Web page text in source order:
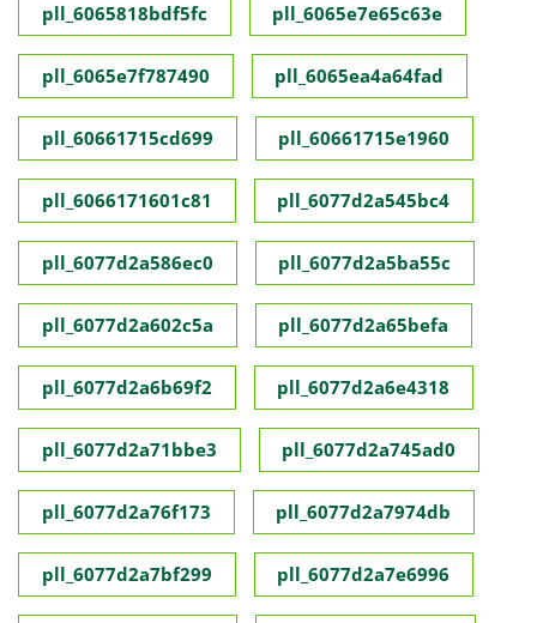
pll_6065818bdf5fc pll_6065e7e65c63e
pll_6065e7f787490 pll_6065ea4a64fad
pll_60661715cd699 pll_60661715e1960
pll_6066171601c81 pll_6077d2a545bc4
pll_6077d2a586ec0 pll_6077d2a5ba55c
pll_6077d2a602c5a pll_6077d2a65befa
pll_6077d2a6b69f2 pll_6077d2a6e4318
pll_6077d2a71bbe3 pll_6077d2a745ad0
pll_6077d2a76f173 pll_6077d2a7974db
pll_6077d2a7bf299 pll_6077d2a7e6996